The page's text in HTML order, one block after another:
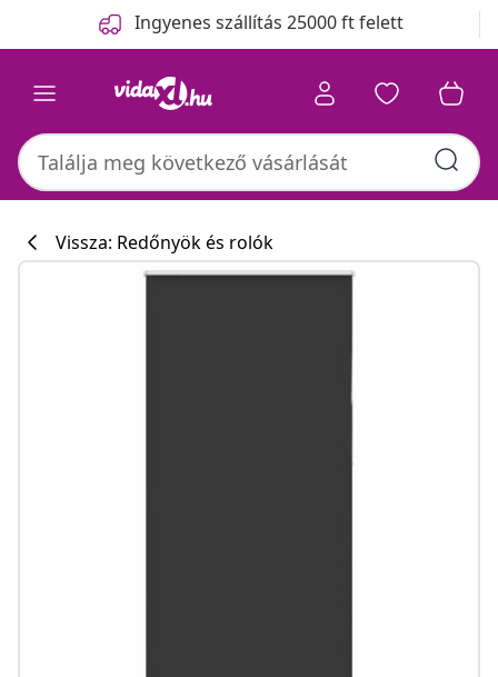
Ingyenes szállítás 25000 ft felett
Vissza: Redőnyök és rolók